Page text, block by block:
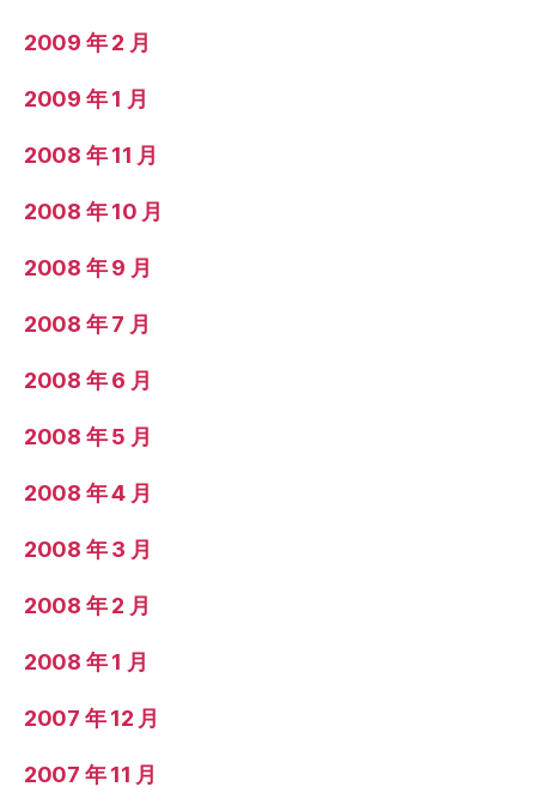
2009 年 2 月
2009 年 1 月
2008 年 11 月
2008 年 10 月
2008 年 9 月
2008 年 7 月
2008 年 6 月
2008 年 5 月
2008 年 4 月
2008 年 3 月
2008 年 2 月
2008 年 1 月
2007 年 12 月
2007 年 11 月